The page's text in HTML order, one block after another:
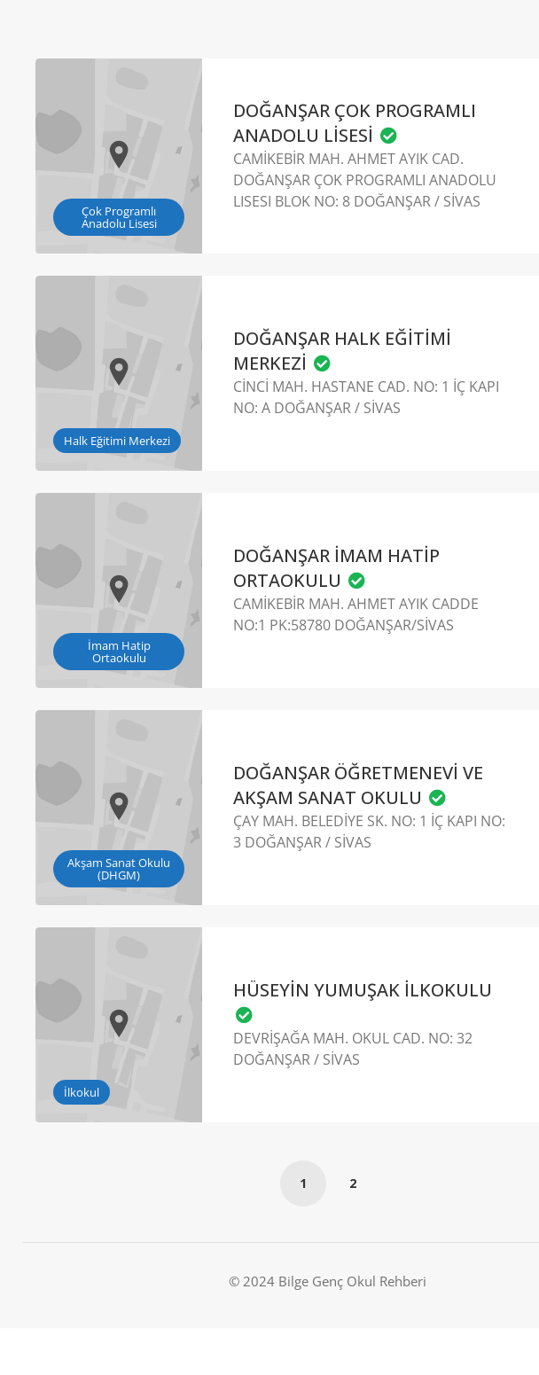
Çok Programlı
Anadolu Lisesi
DOĞANŞAR ÇOK PROGRAMLI
ANADOLU LİSESİ
CAMİKEBİR MAH. AHMET AYIK CAD.
DOĞANŞAR ÇOK PROGRAMLI ANADOLU
LISESI BLOK NO: 8 DOĞANŞAR / SİVAS
Halk Eğitimi Merkezi
DOĞANŞAR HALK EĞİTİMİ
MERKEZİ
CİNCİ MAH. HASTANE CAD. NO: 1 İÇ KAPI
NO: A DOĞANŞAR / SİVAS
İmam Hatip
Ortaokulu
DOĞANŞAR İMAM HATİP
ORTAOKULU
CAMİKEBİR MAH. AHMET AYIK CADDE
NO:1 PK:58780 DOĞANŞAR/SİVAS
Akşam Sanat Okulu
(DHGM)
DOĞANŞAR ÖĞRETMENEVİ VE
AKŞAM SANAT OKULU
ÇAY MAH. BELEDİYE SK. NO: 1 İÇ KAPI NO:
3 DOĞANŞAR / SİVAS
İlkokul
HÜSEYİN YUMUŞAK İLKOKULU
DEVRİŞAĞA MAH. OKUL CAD. NO: 32
DOĞANŞAR / SİVAS
1 2
© 2024 Bilge Genç Okul Rehberi